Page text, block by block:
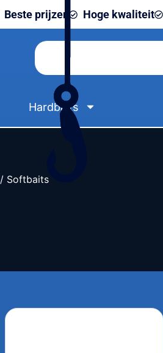
Beste prijzen Hoge kwaliteit
Hardbaits
/ Softbaits